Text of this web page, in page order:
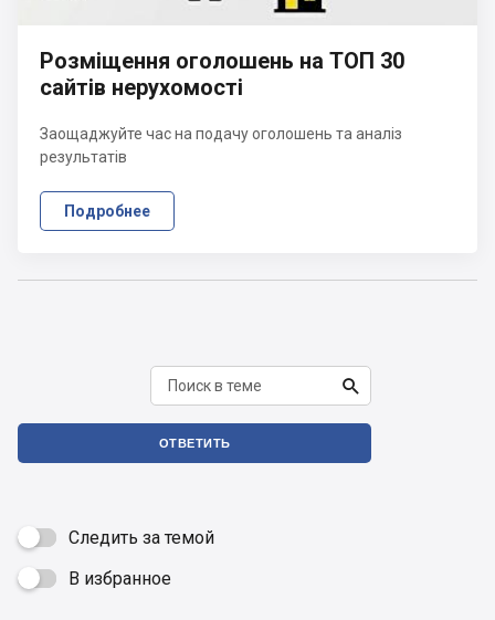
Розміщення оголошень на ТОП 30
сайтів нерухомості
Заощаджуйте час на подачу оголошень та аналіз
результатів
Подробнее

ОТВЕТИТЬ
Следить за темой
 В избранное